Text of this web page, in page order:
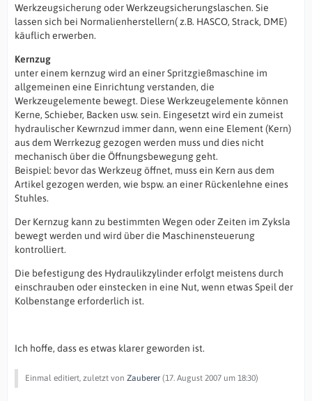
Werkzeugsicherung oder Werkzeugsicherungslaschen. Sie
lassen sich bei Normalienherstellern( z.B. HASCO, Strack, DME)
käuflich erwerben.
Kernzug
unter einem kernzug wird an einer Spritzgießmaschine im
allgemeinen eine Einrichtung verstanden, die
Werkzeugelemente bewegt. Diese Werkzeugelemente können
Kerne, Schieber, Backen usw. sein. Eingesetzt wird ein zumeist
hydraulischer Kewrnzud immer dann, wenn eine Element (Kern)
aus dem Werrkezug gezogen werden muss und dies nicht
mechanisch über die Öffnungsbewegung geht.
Beispiel: bevor das Werkzeug öffnet, muss ein Kern aus dem
Artikel gezogen werden, wie bspw. an einer Rückenlehne eines
Stuhles.
Der Kernzug kann zu bestimmten Wegen oder Zeiten im Zyksla
bewegt werden und wird über die Maschinensteuerung
kontrolliert.
Die befestigung des Hydraulikzylinder erfolgt meistens durch
einschrauben oder einstecken in eine Nut, wenn etwas Speil der
Kolbenstange erforderlich ist.
Ich hoffe, dass es etwas klarer geworden ist.
Einmal editiert, zuletzt von Zauberer (17. August 2007 um 18:30)